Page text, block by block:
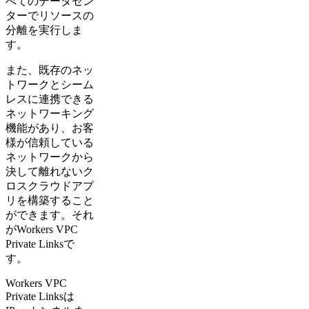
ターでリソースの
分離を実行しま
す。
また、既存のネッ
トワークとシーム
レスに連携できる
ネットワーキング
機能があり、お客
様が信頼している
ネットワークから
決して離れないク
ロスクラウドアプ
リを構築すること
ができます。それ
がWorkers VPC
Private Linksで
す。
Workers VPC
Private Linksは